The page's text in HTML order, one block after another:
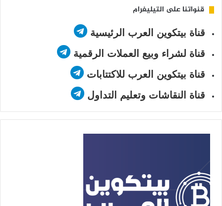
قنواتنا على التيليغرام
قناة بيتكوين العرب الرئيسية
قناة لشراء وبيع العملات الرقمية
قناة بيتكوين العرب للاكتتابات
قناة النقاشات وتعليم التداول